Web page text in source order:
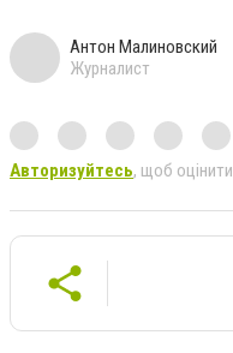
Антон Малиновский
Журналист
Авторизуйтесь, щоб оцінити